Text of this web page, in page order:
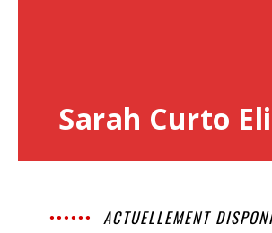
Sarah Curto
ACTUELLEMENT